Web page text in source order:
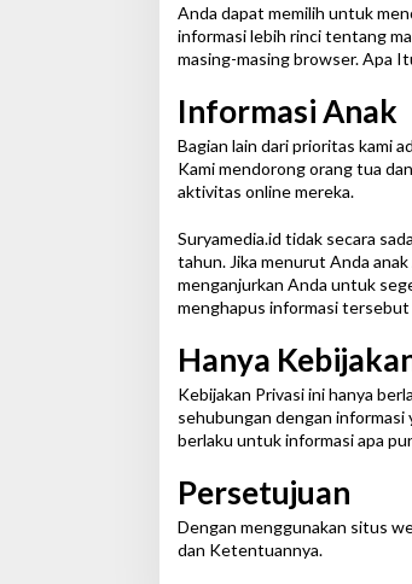
Anda dapat memilih untuk
informasi lebih rinci tentang
masing-masing browser. Apa
Informasi Anak
Bagian lain dari prioritas kami
Kami mendorong orang tua
aktivitas online mereka.
Suryamedia.id tidak secara
tahun. Jika menurut Anda
menganjurkan Anda untuk
menghapus informasi tersebut
Hanya
Kebijakan Privasi ini hanya
sehubungan dengan informasi
berlaku untuk informasi apa
Persetujuan
Dengan menggunakan situs
dan Ketentuannya.